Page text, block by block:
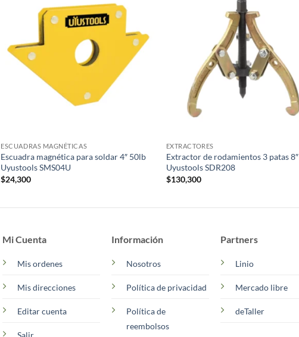
ESCUADRAS MAGNÉTICAS
Escuadra magnética para soldar 4″ 50lb
Uyustools SMS04U
$24,300
EXTRACTORES
Extractor de rodamientos 3 patas 8″
Uyustools SDR208
$130,300
Mi Cuenta
Mis ordenes
Mis direcciones
Editar cuenta
Salir
Información
Nosotros
Política de privacidad
Política de
reembolsos
Partners
Linio
Mercado libre
deTaller